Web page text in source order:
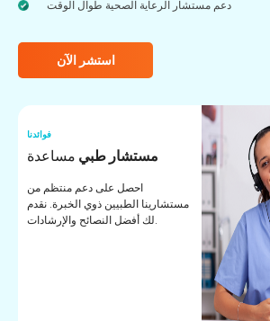
دعم مستشار الرعاية الصحية طوال الوقت
استشر الآن
فوائدنا
مستشار طبي مساعدة
احصل على دعم منتظم من
مستشارينا الطبيين ذوي الخبرة. نقدم
لك أفضل النصائح والإرشادات.